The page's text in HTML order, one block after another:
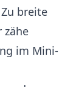
breite
zähe
im Mini-